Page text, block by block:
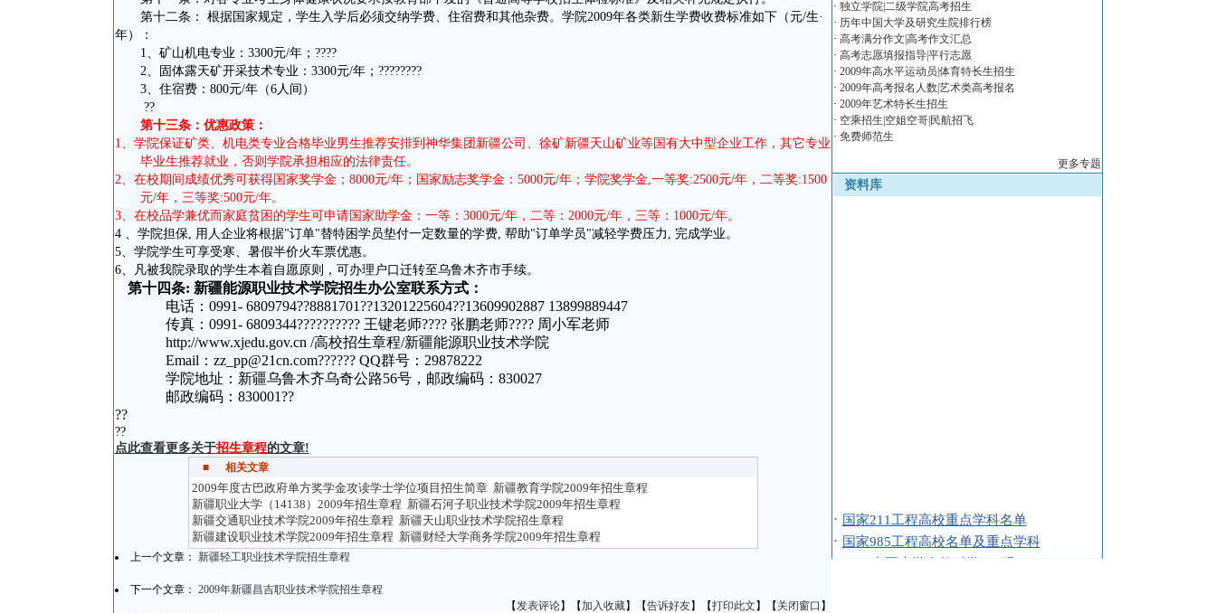
第十二条： 根据国家规定，学生入学后必须交纳学费、住宿费和其他杂费。学院2009年各类新生学费收费标准如下（元/生·
年）：
1、矿山机电专业：3300元/年； ????
2、固体露天矿开采技术专业：3300元/年； ????????
3、住宿费：800元/年（6人间）
??
第十三条：优惠政策：
1、 学院保证矿类、机电类专业合格毕业男生推荐安排到神华集团新疆公司、徐矿新疆天山矿业等国有大中型企业工作，其它专业
毕业生推荐就业，否则学院承担相应的法律责任。
2、在校期间成绩优秀可获得国家奖学金； 8000元/年；国家励志奖学金： 5000元/年；学院奖学金,一等奖:2500元/年，二等奖:1500
元/年，三等奖:500元/年。
3、在校品学兼优而家庭贫困的学生可申请国家助学金：一等： 3000元/年，二等： 2000元/年，三等： 1000元/年。
4 、学院担保, 用人企业将根据"订单"替特困学员垫付一定数量的学费, 帮助"订单学员"减轻学费压力, 完成学业。
5、学院学生可享受寒、暑假半价火车票优惠。
6、凡被我院录取的学生本着自愿原则，可办理户口迁转至乌鲁木齐市手续。
第十四条: 新疆能源职业技术学院招生办公室联系方式：
电话：0991- 6809794??8881701??13201225604??13609902887 13899889447
传真：0991- 6809344?????????? 王键老师????张鹏老师???? 周小军老师
http://www.xjedu.gov.cn /高校招生章程/新疆能源职业技术学院
Email：zz_pp@21cn.com?????? QQ群号：29878222
学院地址：新疆乌鲁木齐乌奇公路56号，邮政编码：830027
邮政编码：830001??
??
??
点此查看更多关于招生章程的文章!
■ 相关文章
2009年度古巴政府单方奖学金攻读学士学位项目招生简章 新疆教育学院2009年招生章程
新疆职业大学（14138）2009年招生章程 新疆石河子职业技术学院2009年招生章程
新疆交通职业技术学院2009年招生章程 新疆天山职业技术学院招生章程
新疆建设职业技术学院2009年招生章程 新疆财经大学商务学院2009年招生章程
上一个文章： 新疆轻工职业技术学院招生章程
下一个文章： 2009年新疆昌吉职业技术学院招生章程
【发表评论】【加入收藏】【告诉好友】【打印此文 】【 关闭窗口 】
· 独立学院|二级学院高考招生
· 历年中国大学及研究生院排行榜
· 高考满分作文|高考作文汇总
· 高考志愿填报指导|平行志愿
· 2009年高水平运动员|体育特长生招生
· 2009年高考报名人数|艺术类高考报名
· 2009年艺术特长生招生
· 空乘招生|空姐空哥|民航招飞
· 免费师范生
更多专题
资料库
国家211工程高校重点学科名单
国家985工程高校名单及重点学科
2009中国大学自然科学100强